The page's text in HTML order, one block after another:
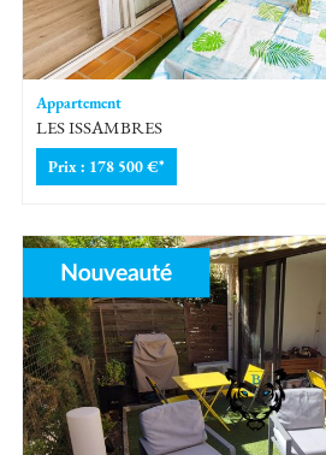
Appartement
LES ISSAMBRES
Prix : 178 500 €*